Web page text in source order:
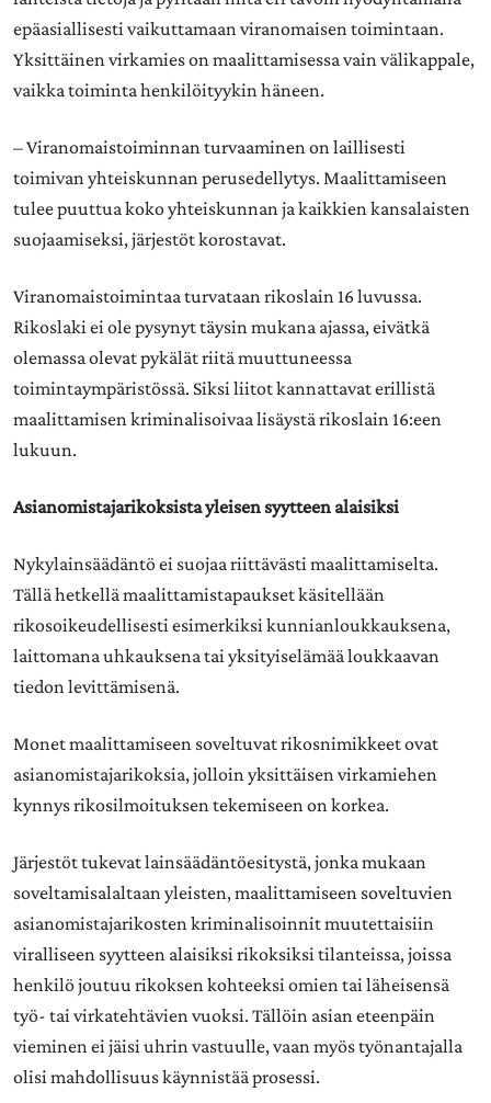
epäasiallisesti vaikuttamaan viranomaisen toimintaan.
Yksittäinen virkamies on maalittamisessa vain välikappale,
vaikka toiminta henkilöityykin häneen.
– Viranomaistoiminnan turvaaminen on laillisesti
toimivan yhteiskunnan perusedellytys. Maalittamiseen
tulee puuttua koko yhteiskunnan ja kaikkien kansalaisten
suojaamiseksi, järjestöt korostavat.
Viranomaistoimintaa turvataan rikoslain 16 luvussa.
Rikoslaki ei ole pysynyt täysin mukana ajassa, eivätkä
olemassa olevat pykälät riitä muuttuneessa
toimintaympäristössä. Siksi liitot kannattavat erillistä
maalittamisen kriminalisoivaa lisäystä rikoslain 16:een
lukuun.
Asianomistajarikoksista yleisen syytteen alaisiksi
Nykylainsäädäntö ei suojaa riittävästi maalittamiselta.
Tällä hetkellä maalittamistapaukset käsitellään
rikosoikeudellisesti esimerkiksi kunnianloukkauksena,
laittomana uhkauksena tai yksityiselämää loukkaavan
tiedon levittämisenä.
Monet maalittamiseen soveltuvat rikosnimikkeet ovat
asianomistajarikoksia, jolloin yksittäisen virkamiehen
kynnys rikosilmoituksen tekemiseen on korkea.
Järjestöt tukevat lainsäädäntöesitystä, jonka mukaan
soveltamisalaltaan yleisten, maalittamiseen soveltuvien
asianomistajarikosten kriminalisoinnit muutettaisiin
viralliseen syytteen alaisiksi rikoksiksi tilanteissa, joissa
henkilö joutuu rikoksen kohteeksi omien tai läheisensä
työ- tai virkatehtävien vuoksi. Tällöin asian eteenpäin
vieminen ei jäisi uhrin vastuulle, vaan myös työnantajalla
olisi mahdollisuus käynnistää prosessi.